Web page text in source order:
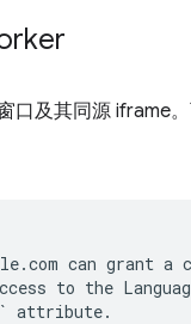
口及其同源 iframe
can grant a
to the
attribute.